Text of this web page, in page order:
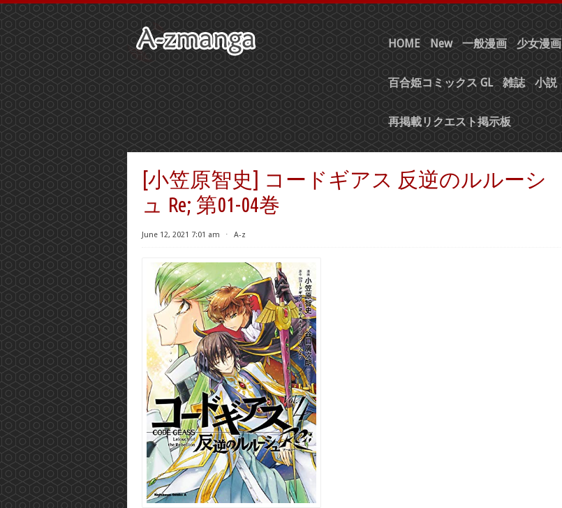
HOME New 一般漫画 少女漫画
百合姫コミックス GL 雑誌 小説
再掲載リクエスト掲示板
[小笠原智史] コードギアス 反逆のルルーシ
ュ Re; 第01-04巻
June 12, 2021 7:01 am ⋅ A-z